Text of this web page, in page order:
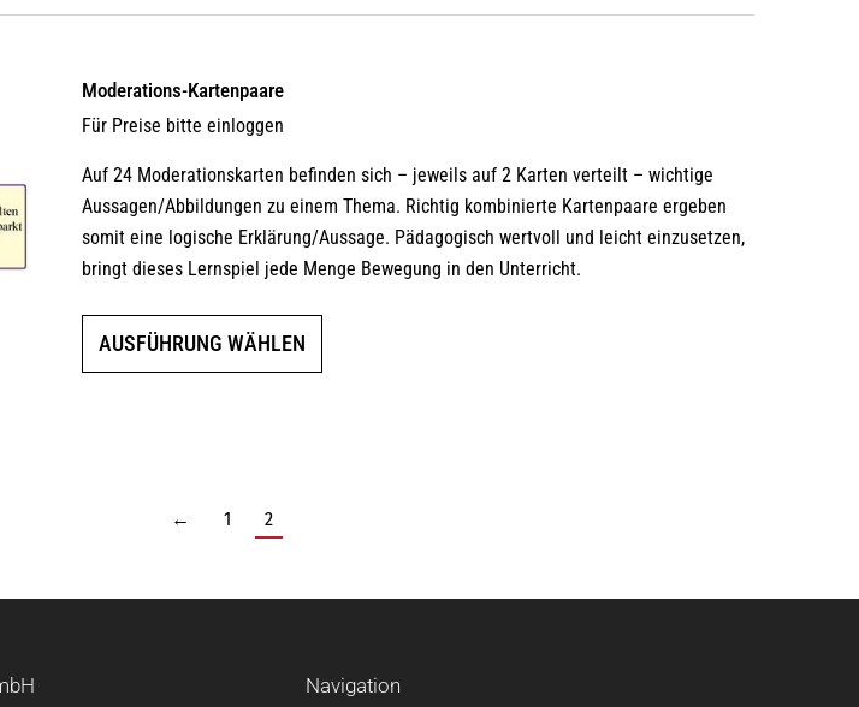
Moderations-Kartenpaare
Für Preise bitte einloggen
Auf 24 Moderationskarten befinden sich – jeweils auf 2 Karten verteilt – wichtige
Aussagen/Abbildungen zu einem Thema. Richtig kombinierte Kartenpaare ergeben
somit eine logische Erklärung/Aussage. Pädagogisch wertvoll und leicht einzusetzen,
bringt dieses Lernspiel jede Menge Bewegung in den Unterricht.
AUSFÜHRUNG WÄHLEN
Produktseite
← 1 2
Navigation